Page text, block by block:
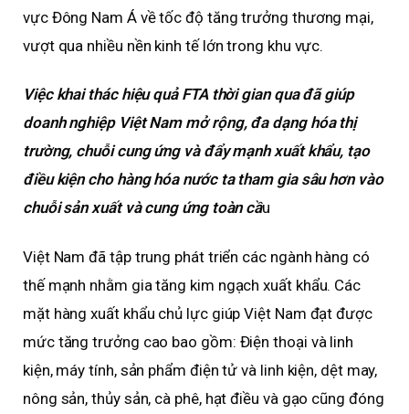
vực Đông Nam Á về tốc độ tăng trưởng thương mại,
vượt qua nhiều nền kinh tế lớn trong khu vực.
Việc khai thác hiệu quả FTA thời gian qua đã giúp
doanh nghiệp Việt Nam mở rộng, đa dạng hóa thị
trường, chuỗi cung ứng và đẩy mạnh xuất khẩu, tạo
điều kiện cho hàng hóa nước ta tham gia sâu hơn vào
chuỗi sản xuất và cung ứng toàn cầu
Việt Nam đã tập trung phát triển các ngành hàng có
thế mạnh nhằm gia tăng kim ngạch xuất khẩu. Các
mặt hàng xuất khẩu chủ lực giúp Việt Nam đạt được
mức tăng trưởng cao bao gồm: Điện thoại và linh
kiện, máy tính, sản phẩm điện tử và linh kiện, dệt may,
nông sản, thủy sản, cà phê, hạt điều và gạo cũng đóng